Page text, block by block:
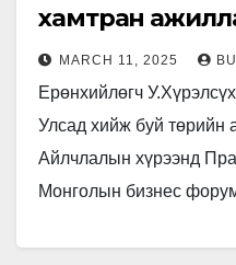
хамтран
MARCH 11, 2025
Ерөнхийлөгч
Улсад хийж буй төрийн
Айлчлалын хүрээнд
Монголын бизнес